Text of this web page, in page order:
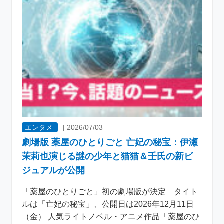
エンタメ |2026/07/03
劇場版 薬屋のひとりごと 亡妃の秘宝：伊瀬
茉莉也演じる謎の少年と猫猫＆壬氏の新ビ
ジュアルが公開
「薬屋のひとりごと」初の劇場版が決定 タイト
ルは「亡妃の秘宝」、公開日は2026年12月11日
（金） 人気ライトノベル・アニメ作品「薬屋のひ